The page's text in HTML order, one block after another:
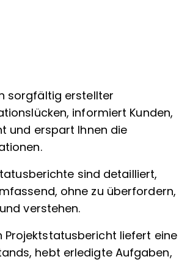
sorgfältig erstellter
informiert Kunden,
und erspart Ihnen die
sind detailliert,
ohne zu überfordern,
verstehen.
Projektstatusbericht liefert eine
hebt erledigte Aufgaben,